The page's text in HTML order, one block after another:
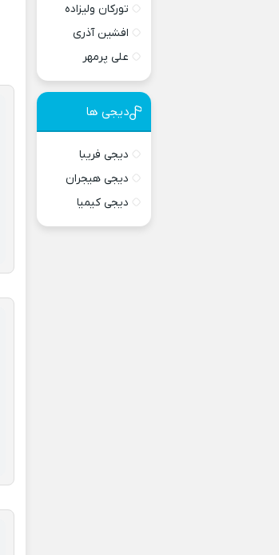
تورکان ولیزاده
افشین آذری
علی پرمهر
دیجی ها
دیجی فریبا
دیجی هیجران
دیجی کیمیا